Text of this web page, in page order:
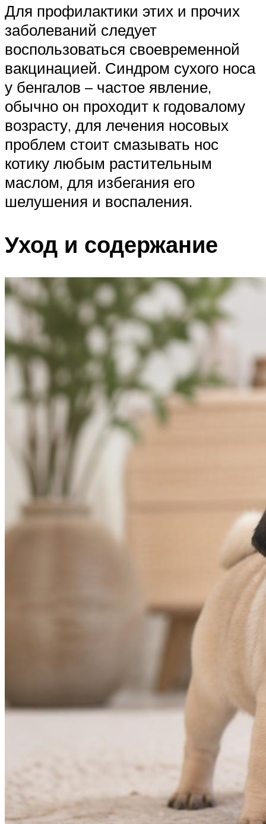
Для профилактики этих и прочих
заболеваний следует
воспользоваться своевременной
вакцинацией. Синдром сухого носа
у бенгалов – частое явление,
обычно он проходит к годовалому
возрасту, для лечения носовых
проблем стоит смазывать нос
котику любым растительным
маслом, для избегания его
шелушения и воспаления.
Уход и содержание